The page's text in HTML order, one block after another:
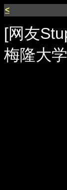
<
[网友
梅隆大